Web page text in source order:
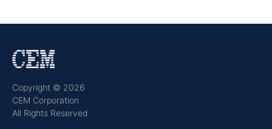
Copyright © 2026
CEM Corporation
All Rights Reserved